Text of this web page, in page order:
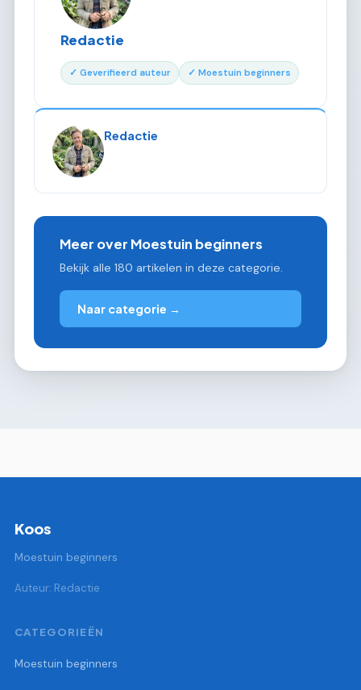
Redactie
✓ Geverifieerd auteur ✓ Moestuin beginners
Redactie
Meer over Moestuin beginners
Bekijk alle 180 artikelen in deze categorie.
Naar categorie →
Koos
Moestuin beginners
Auteur: Redactie
CATEGORIEËN
Moestuin beginners